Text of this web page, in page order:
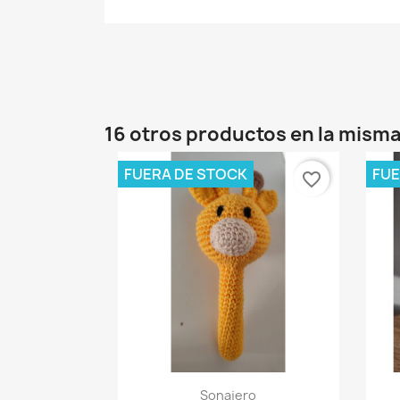
16 otros productos en la
Vista rápida
Sonajero
FUERA DE STOCK favorite_border